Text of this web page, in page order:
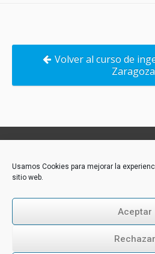
Usamos Cookies para mejorar la
sitio web.
Aceptar
Rechazar
Volver al curso de
Zaragoza
Akademie-Media GmbH
CH-6300 Zug
E-Mail: